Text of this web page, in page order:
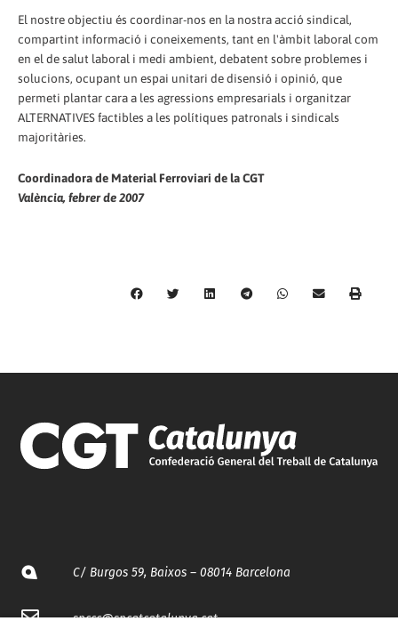
El nostre objectiu és coordinar-nos en la nostra acció sindical,
compartint informació i coneixements, tant en l'àmbit laboral com
en el de salut laboral i medi ambient, debatent sobre problemes i
solucions, ocupant un espai unitari de disensió i opinió, que
permeti plantar cara a les agressions empresarials i organitzar
ALTERNATIVES factibles a les polítiques patronals i sindicals
majoritàries.
Coordinadora de Material Ferroviari de la CGT
València, febrer de 2007
C/ Burgos 59, Baixos – 08014 Barcelona